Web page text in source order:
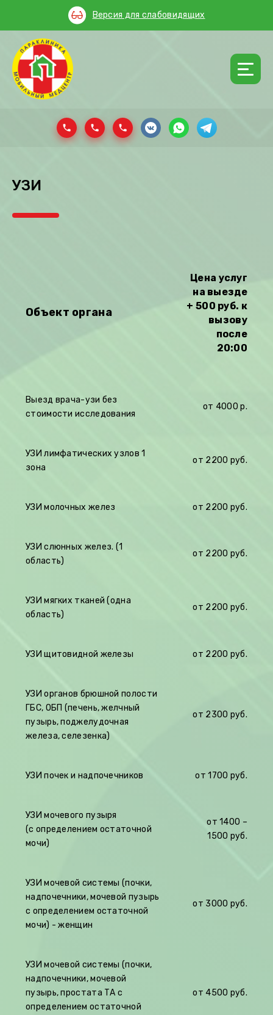
Версия для слабовидящих
УЗИ
Объект органа
Цена услуг
на выезде
+ 500 руб. к
вызову
после
20:00
Выезд врача-узи без
стоимости исследования
от 4000 р.
УЗИ лимфатических узлов 1
зона
от 2200 руб.
УЗИ молочных желез от 2200 руб.
УЗИ слюнных желез. (1
область)
от 2200 руб.
УЗИ мягких тканей (одна
область)
от 2200 руб.
УЗИ щитовидной железы от 2200 руб.
УЗИ органов брюшной полости
ГБС, ОБП (печень, желчный
пузырь, поджелудочная
железа, селезенка)
от 2300 руб.
УЗИ почек и надпочечников от 1700 руб.
УЗИ мочевого пузыря
(с определением остаточной
мочи)
от 1400 –
1500 руб.
УЗИ мочевой системы (почки,
надпочечники, мочевой пузырь
с определением остаточной
мочи) - женщин
от 3000 руб.
УЗИ мочевой системы (почки,
надпочечники, мочевой
пузырь, простата ТА с
определением остаточной
от 4500 руб.